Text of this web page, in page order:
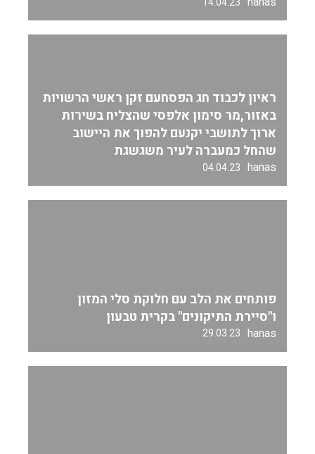
ראיון לכבוד חג הפסחעם זקן ראשי הרשויות
באזור,מר סימון אלפסי שהצליח בשירות
ארוך לתושבי יקנעם להפוך את היישוב
שהחל כמעברה לעיר משגשגת
hanas
04.04.23
פותחים את הלב עם חלוקת סלי המזון
ו"סיירת התיקונים" בקרית טבעון
hanas
29.03.23